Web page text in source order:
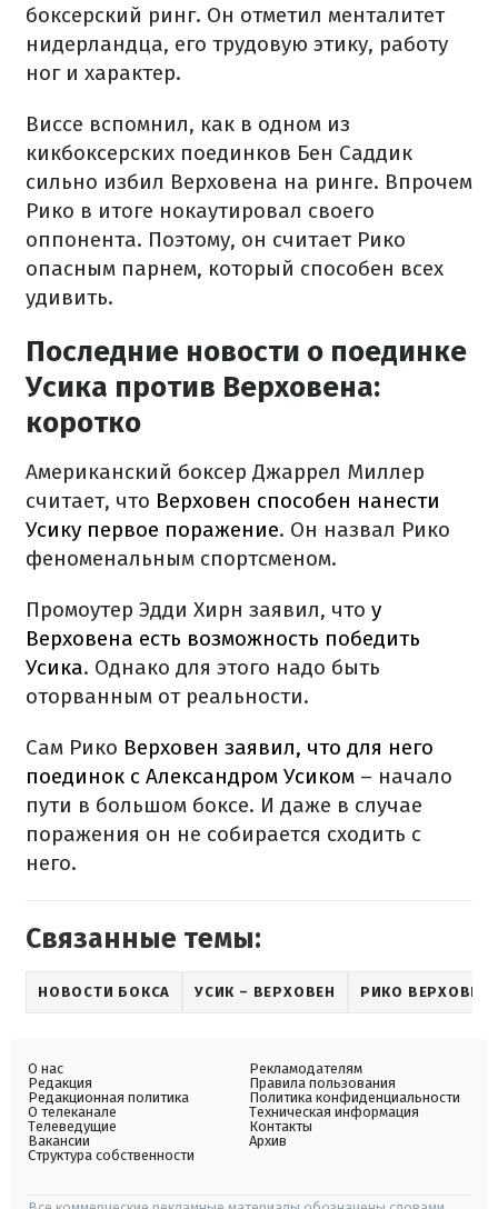
боксерский ринг. Он отметил менталитет
нидерландца, его трудовую этику, работу
ног и характер.
Виссе вспомнил, как в одном из
кикбоксерских поединков Бен Саддик
сильно избил Верховена на ринге. Впрочем
Рико в итоге нокаутировал своего
оппонента. Поэтому, он считает Рико
опасным парнем, который способен всех
удивить.
Последние новости о поединке
Усика против Верховена:
коротко
Американский боксер Джаррел Миллер
считает, что Верховен способен нанести
Усику первое поражение. Он назвал Рико
феноменальным спортсменом.
Промоутер Эдди Хирн заявил, что у
Верховена есть возможность победить
Усика. Однако для этого надо быть
оторванным от реальности.
Сам Рико Верховен заявил, что для него
поединок с Александром Усиком – начало
пути в большом боксе. И даже в случае
поражения он не собирается сходить с
него.
Связанные темы:
НОВОСТИ БОКСА УСИК – ВЕРХОВЕН РИКО ВЕРХОВЕН
О нас
Редакция
Редакционная политика
О телеканале
Телеведущие
Вакансии
Структура собственности
Рекламодателям
Правила пользования
Политика конфиденциальности
Техническая информация
Контакты
Архив